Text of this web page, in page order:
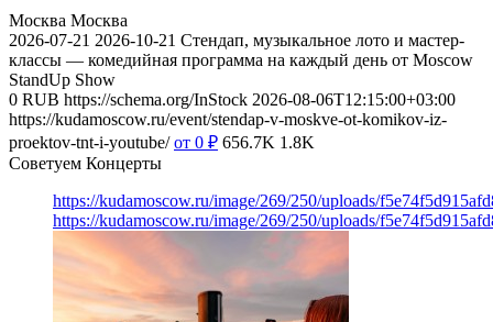
Москва Москва
2026-07-21 2026-10-21 Стендап, музыкальное лото и мастер-
классы — комедийная программа на каждый день от Moscow
StandUp Show
0 RUB https://schema.org/InStock 2026-08-06T12:15:00+03:00
https://kudamoscow.ru/event/stendap-v-moskve-ot-komikov-iz-
proektov-tnt-i-youtube/ от 0 ₽ 656.7K 1.8K
Советуем Концерты
https://kudamoscow.ru/image/269/250/uploads/
https://kudamoscow.ru/image/269/250/uploads/